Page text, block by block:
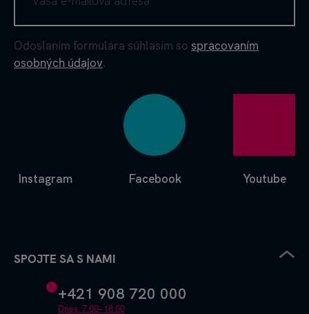
Odoslaním formulára súhlasím so spracovaním
osobných údajov.
Facebook
Instagram Youtube
SPOJTE SA S NAMI
+421 908 720 000
Dnes: 7.00–18.00